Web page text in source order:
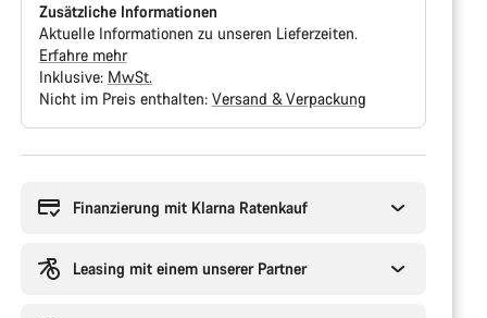
Zusätzliche Informationen
Aktuelle Informationen zu unseren Lieferzeiten.
Erfahre mehr
Inklusive: MwSt.
Nicht im Preis enthalten: Versand & Verpackung
Finanzierung mit Klarna Ratenkauf
Leasing mit einem unserer Partner